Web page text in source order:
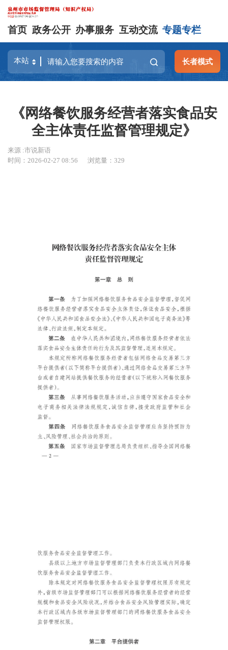
首页 政务公开 办事服务 互动交流 专题专栏
长者模式
《网络餐饮服务经营者落实食品安
全主体责任监督管理规定》
来源 :市说新语
时间：2026-02-27 08:56
浏览量：329